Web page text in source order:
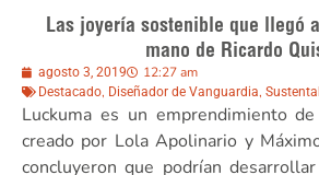
Las joyería sostenible que llegó
mano de Ricardo
agosto 3, 2019 12:27 am
Destacado, Diseñador de Vanguardia,
Luckuma es un emprendimiento
creado por Lola Apolinario y
concluyeron que podrían